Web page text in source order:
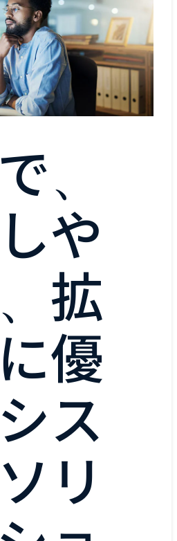
、
や
拡
優
ス
リ